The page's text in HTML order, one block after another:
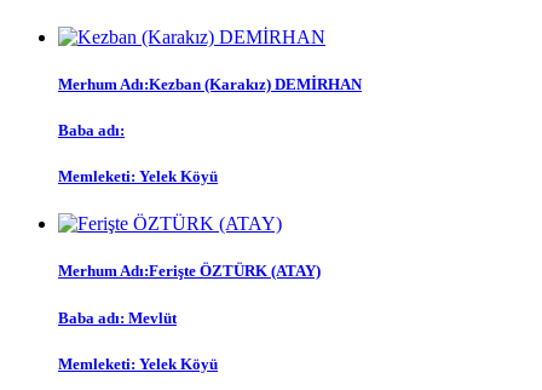
Merhum Adı:Kezban (Karakız) DEMİRHAN
Baba adı:
Memleketi: Yelek Köyü
Merhum Adı:Ferişte ÖZTÜRK (ATAY)
Baba adı: Mevlüt
Memleketi: Yelek Köyü